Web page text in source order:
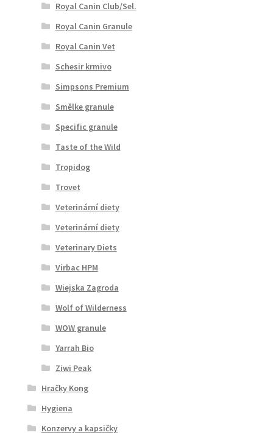
Royal Canin Club/Sel.
Royal Canin Granule
Royal Canin Vet
Schesir krmivo
Simpsons Premium
Smělke granule
Specific granule
Taste of the Wild
Tropidog
Trovet
Veterinární diety
Veterinární diety
Veterinary Diets
Virbac HPM
Wiejska Zagroda
Wolf of Wilderness
WOW granule
Yarrah Bio
Ziwi Peak
Hračky Kong
Hygiena
Konzervy a kapsičky